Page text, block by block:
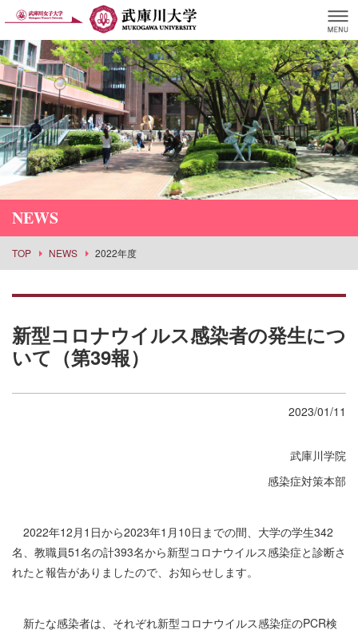
NEWS
TOP NEWS 2022年度
新型コロナウイルス感染者の発生につ
いて（第39報）
2023/01/11
武庫川学院
感染症対策本部
2022年12月1日から2023年1月10日までの間、大学の学生342
名、教職員51名の計393名から新型コロナウイルス感染症と診断さ
れたと報告がありましたので、お知らせします。
新たな感染者は、それぞれ新型コロナウイルス感染症のPCR検